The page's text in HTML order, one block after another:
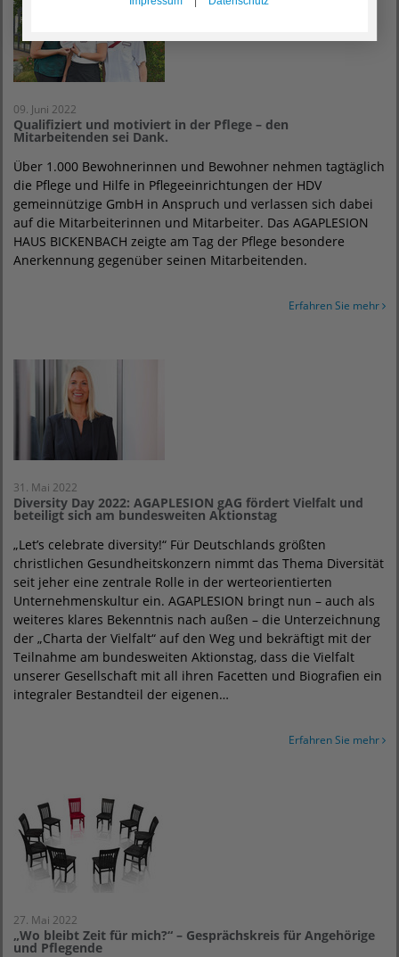
09. Juni 2022
Qualifiziert und motiviert in der Pflege – den
Mitarbeitenden sei Dank.
Über 1.000 Bewohnerinnen und Bewohner nehmen tagtäglich
die Pflege und Hilfe in Pflegeeinrichtungen der HDV
gemeinnützige GmbH in Anspruch und verlassen sich dabei
auf die Mitarbeiterinnen und Mitarbeiter. Das AGAPLESION
HAUS BICKENBACH zeigte am Tag der Pflege besondere
Anerkennung gegenüber seinen Mitarbeitenden.
Erfahren Sie mehr
31. Mai 2022
Diversity Day 2022: AGAPLESION gAG fördert Vielfalt und
beteiligt sich am bundesweiten Aktionstag
„Let’s celebrate diversity!“ Für Deutschlands größten
christlichen Gesundheitskonzern nimmt das Thema Diversität
seit jeher eine zentrale Rolle in der werteorientierten
Unternehmenskultur ein. AGAPLESION bringt nun – auch als
weiteres klares Bekenntnis nach außen – die Unterzeichnung
der „Charta der Vielfalt“ auf den Weg und bekräftigt mit der
Teilnahme am bundesweiten Aktionstag, dass die Vielfalt
unserer Gesellschaft mit all ihren Facetten und Biografien ein
integraler Bestandteil der eigenen…
Erfahren Sie mehr
27. Mai 2022
„Wo bleibt Zeit für mich?“ – Gesprächskreis für Angehörige
und Pflegende